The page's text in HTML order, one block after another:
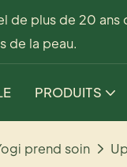
de plus de 20 ans
de la peau.
PRODUITS
prend soin